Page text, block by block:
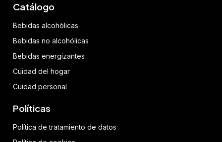
Catálogo
Bebidas alcohólicas
Bebidas no alcohólicas
Bebidas energizantes
Cuidad del hogar
Cuidad personal
Políticas
Política de tratamiento de datos